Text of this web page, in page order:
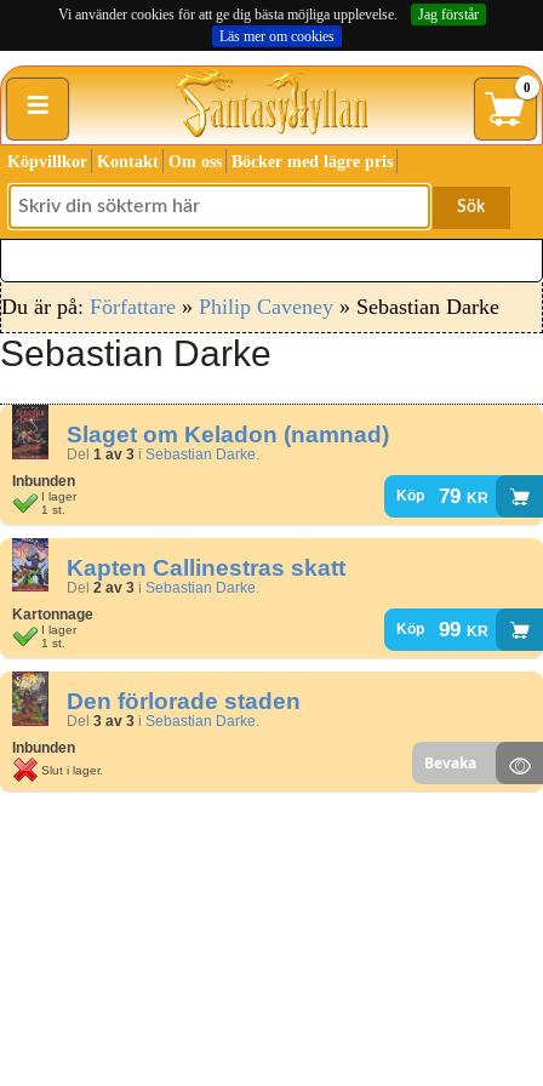
Vi använder cookies för att ge dig bästa möjliga upplevelse.
Jag förstår
Läs mer om cookies
≡ 0
Köpvillkor Kontakt Om oss Böcker med lägre pris
Sök
Du är på: Författare » Philip Caveney » Sebastian Darke
Sebastian Darke
Slaget om Keladon (namnad)
Del 1 av 3 i Sebastian Darke.
Inbunden
I lager
1 st.
Köp 79 kr
Kapten Callinestras skatt
Del 2 av 3 i Sebastian Darke.
Kartonnage
I lager
1 st.
Köp 99 kr
Den förlorade staden
Del 3 av 3 i Sebastian Darke.
Inbunden
Slut i lager. Bevaka